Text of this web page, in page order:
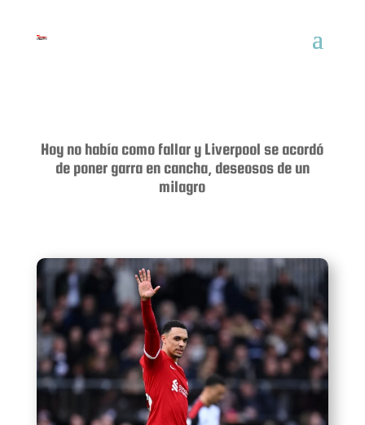
Hoy no había como fallar y Liverpool se acordó
de poner garra en cancha, deseosos de un
milagro